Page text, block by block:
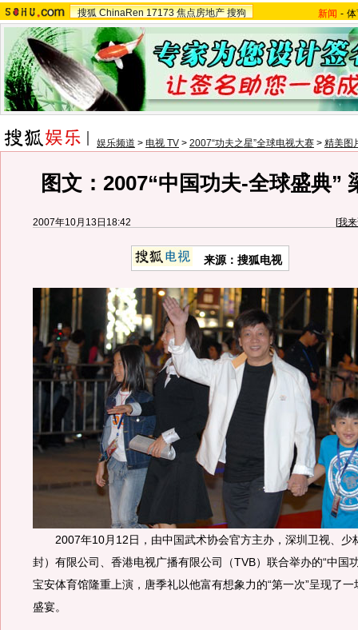
搜狐 ChinaRen 17173 焦点房地产 搜狗 新闻 -
娱乐频道 > 电视 TV > 2007“功夫之星”全球电视大赛 > 精美图
图文：2007“中国功夫-全球盛典”
2007年10月13日18:42 [我
来源：搜狐电视
2007年10月12日，由中国武术协会官方主办，深圳卫视、少
封）有限公司、香港电视广播有限公司（TVB）联合举办的“中国
宝安体育馆隆重上演，唐季礼以他富有想象力的“第一次”呈现了一
盛宴。